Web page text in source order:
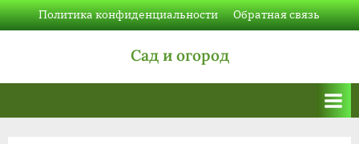
Skip
to
Политика конфиденциальности Обратная связь
Сад и огород